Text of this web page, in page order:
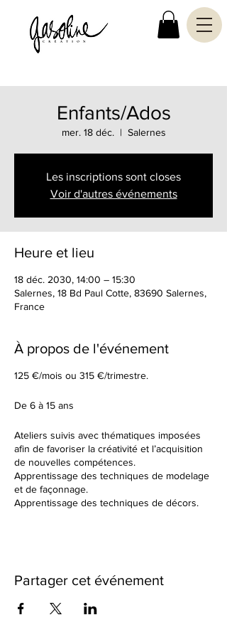
Enfants/Ados
mer. 18 déc.
  |
Salernes
Les inscriptions sont closes
Voir d'autres événements
Heure et lieu
18 déc. 2030, 14:00 – 15:30
Salernes, 18 Bd Paul Cotte, 83690 Salernes,
France
À propos de l'événement
125 €/mois ou 315 €/trimestre.
De 6 à 15 ans
Ateliers suivis avec thématiques imposées
afin de favoriser la créativité et l’acquisition
de nouvelles compétences.
Apprentissage des techniques de modelage
et de façonnage.
Apprentissage des techniques de décors.
différente à chaque fois. Nous observerons
cuissons et des différents travails de
Partager cet événement